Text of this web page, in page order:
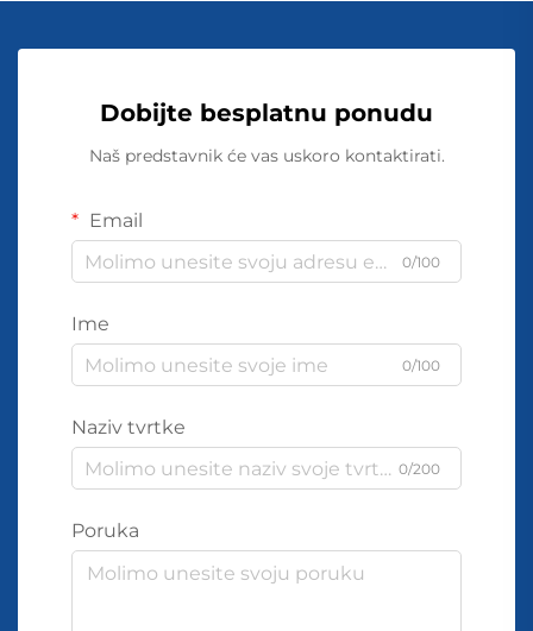
Dobijte besplatnu ponudu
Naš predstavnik će vas uskoro kontaktirati.
Email
0/100
Ime
0/100
Naziv tvrtke
0/200
Poruka